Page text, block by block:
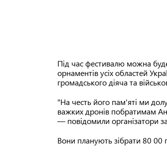
Під час фестивалю можна
орнаментів усіх областей
громадського діяча та
"На честь його пам'яті ми
важких дронів побратимам
— повідомили організатори
Вони планують зібрати 80 00